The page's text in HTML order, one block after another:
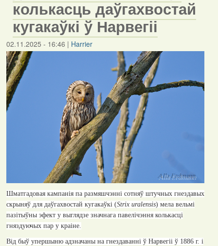
колькасць даўгахвостай
кугакаўкі ў Нарвегіі
02.11.2025 - 16:46 | Harrier
Шматгадовая кампанія па размяшчэнні сотняў штучных гнездавых
скрыняў для даўгахвостай кугакаўкі (Strix uralensis) мела вельмі
пазітыўны эфект у выглядзе значнага павелічэння колькасці
гняздуючых пар у краіне.
Від быў упершыню адзначаны на гнездаванні ў Нарвегіі ў 1886 г. і